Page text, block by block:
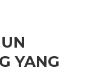
YANG